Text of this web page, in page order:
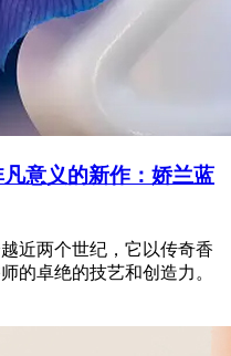
意义的新作：娇兰蓝
近两个世纪，它以传奇香
的卓绝的技艺和创造力。